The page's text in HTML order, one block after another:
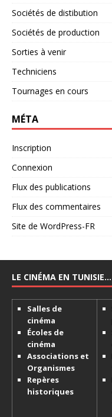
Sociétés de distibution
Sociétés de production
Sorties à venir
Techniciens
Tournages en cours
MÉTA
Inscription
Connexion
Flux des publications
Flux des commentaires
Site de WordPress-FR
LE CINÉMA EN TUNISIE…
Salles de
cinéma
Écoles de
cinéma
Associations et
Organismes
Repères
historiques